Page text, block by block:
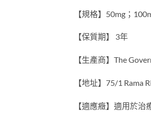
【規格】50mg；
【保質期】 3年
【生產商】The
【地址】75/1 Rama
【適應癥】適用於治